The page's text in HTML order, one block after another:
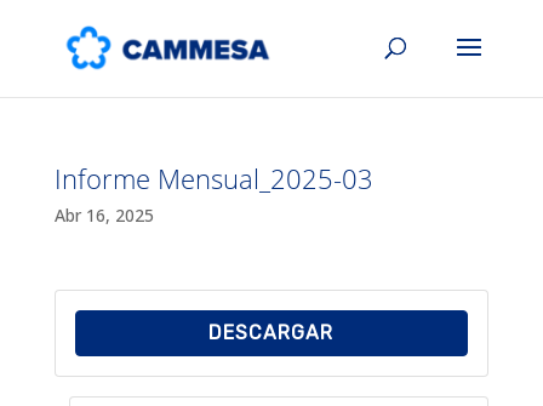
Informe Mensual_2025-03
Abr 16, 2025
DESCARGAR